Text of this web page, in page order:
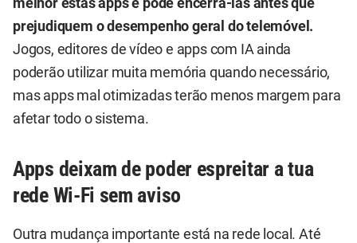
melhor estas apps e pode encerrá-las antes que
prejudiquem o desempenho geral do telemóvel.
Jogos, editores de vídeo e apps com IA ainda
poderão utilizar muita memória quando necessário,
mas apps mal otimizadas terão menos margem para
afetar todo o sistema.
Apps deixam de poder espreitar a tua
rede Wi-Fi sem aviso
Outra mudança importante está na rede local. Até